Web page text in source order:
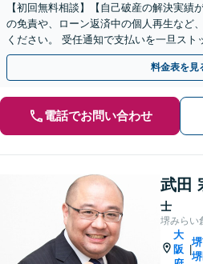
【初回無料相談】【自己破産の解決実績
の免責や、ローン返済中の個人再生など
ください。 受任通知で支払いを一旦スト
法人破産などもご相談ください【今川駅2
料金表を見
電話でお問い合わせ
武田
士
堺みらい
大
阪
|